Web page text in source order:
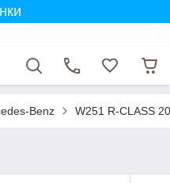
Benz W251 R-CLASS